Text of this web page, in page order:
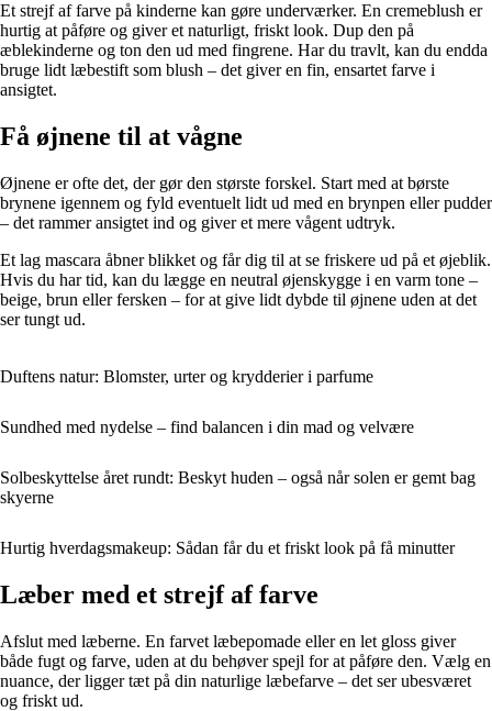
Et strejf af farve på kinderne kan gøre underværker. En cremeblush er
hurtig at påføre og giver et naturligt, friskt look. Dup den på
æblekinderne og ton den ud med fingrene. Har du travlt, kan du endda
bruge lidt læbestift som blush – det giver en fin, ensartet farve i
ansigtet.
Få øjnene til at vågne
Øjnene er ofte det, der gør den største forskel. Start med at børste
brynene igennem og fyld eventuelt lidt ud med en brynpen eller pudder
– det rammer ansigtet ind og giver et mere vågent udtryk.
Et lag mascara åbner blikket og får dig til at se friskere ud på et øjeblik.
Hvis du har tid, kan du lægge en neutral øjenskygge i en varm tone –
beige, brun eller fersken – for at give lidt dybde til øjnene uden at det
ser tungt ud.
Duftens natur: Blomster, urter og krydderier i parfume
Sundhed med nydelse – find balancen i din mad og velvære
Solbeskyttelse året rundt: Beskyt huden – også når solen er gemt bag
skyerne
Hurtig hverdagsmakeup: Sådan får du et friskt look på få minutter
Læber med et strejf af farve
Afslut med læberne. En farvet læbepomade eller en let gloss giver
både fugt og farve, uden at du behøver spejl for at påføre den. Vælg en
nuance, der ligger tæt på din naturlige læbefarve – det ser ubesværet
og friskt ud.